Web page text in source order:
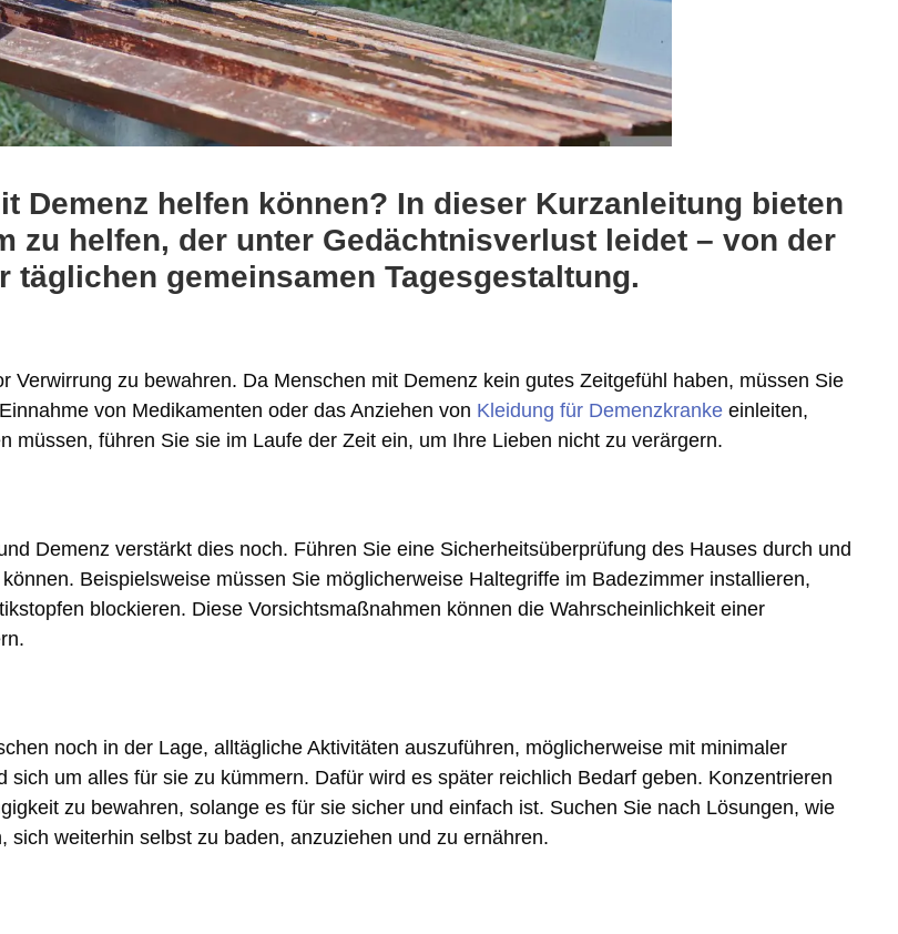
Demenz helfen können? In dieser Kurzanleitung bieten
zu helfen, der unter Gedächtnisverlust leidet – von der
gemeinsamen Tagesgestaltung.
zu bewahren. Da Menschen mit Demenz kein gutes Zeitgefühl haben, müssen Sie
von Medikamenten oder das Anziehen von Kleidung für Demenzkranke einleiten,
führen Sie sie im Laufe der Zeit ein, um Ihre Lieben nicht zu verärgern.
Demenz verstärkt dies noch. Führen Sie eine Sicherheitsüberprüfung des Hauses durch und
Beispielsweise müssen Sie möglicherweise Haltegriffe im Badezimmer installieren,
blockieren. Diese Vorsichtsmaßnahmen können die Wahrscheinlichkeit einer
noch in der Lage, alltägliche Aktivitäten auszuführen, möglicherweise mit minimaler
um alles für sie zu kümmern. Dafür wird es später reichlich Bedarf geben. Konzentrieren
zu bewahren, solange es für sie sicher und einfach ist. Suchen Sie nach Lösungen, wie
sich weiterhin selbst zu baden, anzuziehen und zu ernähren.